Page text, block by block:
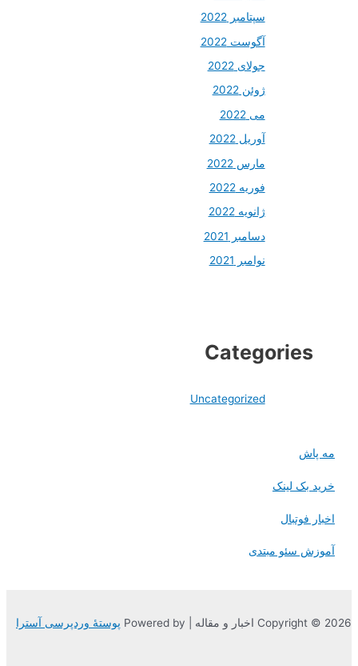
سپتامبر 2022
آگوست 2022
جولای 2022
ژوئن 2022
می 2022
آوریل 2022
مارس 2022
فوریه 2022
ژانویه 2022
دسامبر 2021
نوامبر 2021
Categories
Uncategorized
مه پاش
خرید بک لینک
اخبار فوتبال
آموزش سئو مبتدی
Copyright © 2026 اخبار و مقاله | Powered by پوستهٔ وردپرسی آسترا